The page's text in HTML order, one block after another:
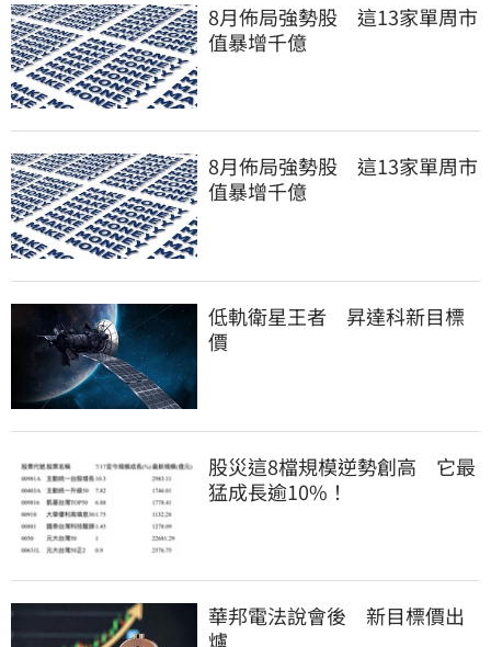
8月佈局強勢股 這13家單周市
值暴增千億
8月佈局強勢股 這13家單周市
值暴增千億
低軌衛星王者 昇達科新目標
價
股災這8檔規模逆勢創高 它最
猛成長逾10%！
華邦電法說會後 新目標價出
爐